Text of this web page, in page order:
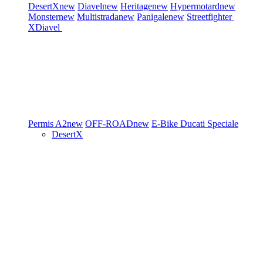
DesertXnew Diavelnew Heritagenew Hypermotardnew
Monsternew Multistradanew Panigalenew Streetfighter
XDiavel
Permis A2new OFF-ROADnew E-Bike Ducati Speciale
DesertX